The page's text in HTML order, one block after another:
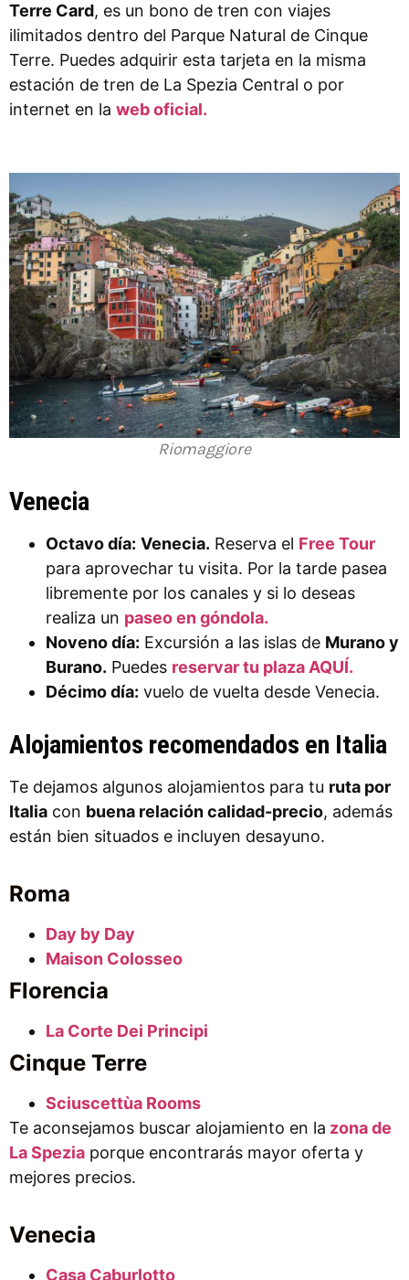
Terre Card, es un bono de tren con viajes
ilimitados dentro del Parque Natural de Cinque
Terre. Puedes adquirir esta tarjeta en la misma
estación de tren de La Spezia Central o por
internet en la web oficial.
Riomaggiore
Venecia
Octavo día: Venecia. Reserva el Free Tour
para aprovechar tu visita. Por la tarde pasea
libremente por los canales y si lo deseas
realiza un paseo en góndola.
Noveno día: Excursión a las islas de Murano y
Burano. Puedes reservar tu plaza AQUÍ.
Décimo día: vuelo de vuelta desde Venecia.
Alojamientos recomendados en Italia
Te dejamos algunos alojamientos para tu ruta por
Italia con buena relación calidad-precio, además
están bien situados e incluyen desayuno.
Roma
Day by Day
Maison Colosseo
Florencia
La Corte Dei Principi
Cinque Terre
Sciuscettùa Rooms
Te aconsejamos buscar alojamiento en la zona de
La Spezia porque encontrarás mayor oferta y
mejores precios.
Venecia
Casa Caburlotto